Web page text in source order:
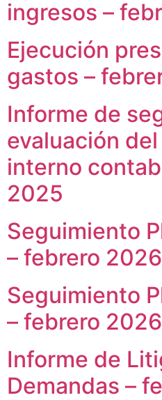
OPV-JVC
Contraste
Centro de relevo
Más Información sobre
ingresos –
Ejecución
gastos –
Informe de
evaluación
interno
2025
Seguimiento
– febrero 2026
Seguimiento
– febrero 2026
Informe de
Demandas –